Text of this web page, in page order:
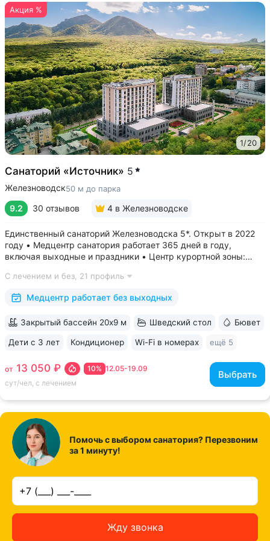
Акция %
1/20
Санаторий «Источник» 5
Железноводск50 м до парка
9.2 30 отзывов 4 в Железноводске
Единственный санаторий Железноводска 5*. Открыт в 2022
году • Медцентр санатория работает 365 дней в году,
включая выходные и праздники • Центр курортной зоны:
бюветы «Славяновский» и «Смирновский»,
бальнеогрязелечебница, каскадная...
С лечением и без, 21 профиль
Медцентр работает без выходных
12.05-19.09
10%
от 13 050 ₽
сут/чел, с лечением
Выбрать
Закрытый бассейн 20х9 м Шведский стол Бювет
Дети с 3 лет Кондиционер Wi-Fi в номерах ещё 5
Помочь с выбором санатория? Перезвоним
за 1 минуту!
Жду звонка